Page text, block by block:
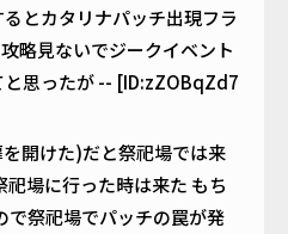
とカタリナパッチ出現フラ
略見ないでジークイベント
と思ったが -- [ID:zZOBqZd7
開けた)だと祭祀場では来
場に行った時は来た もち
で祭祀場でパッチの罠が発